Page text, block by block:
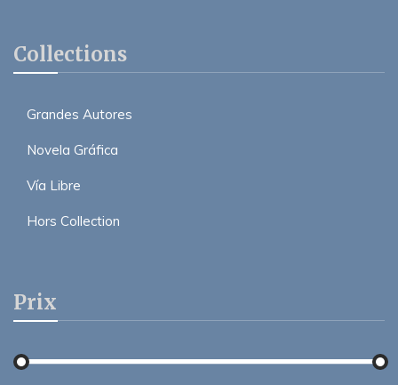
Collections
Grandes Autores
Novela Gráfica
Vía Libre
Hors Collection
Prix